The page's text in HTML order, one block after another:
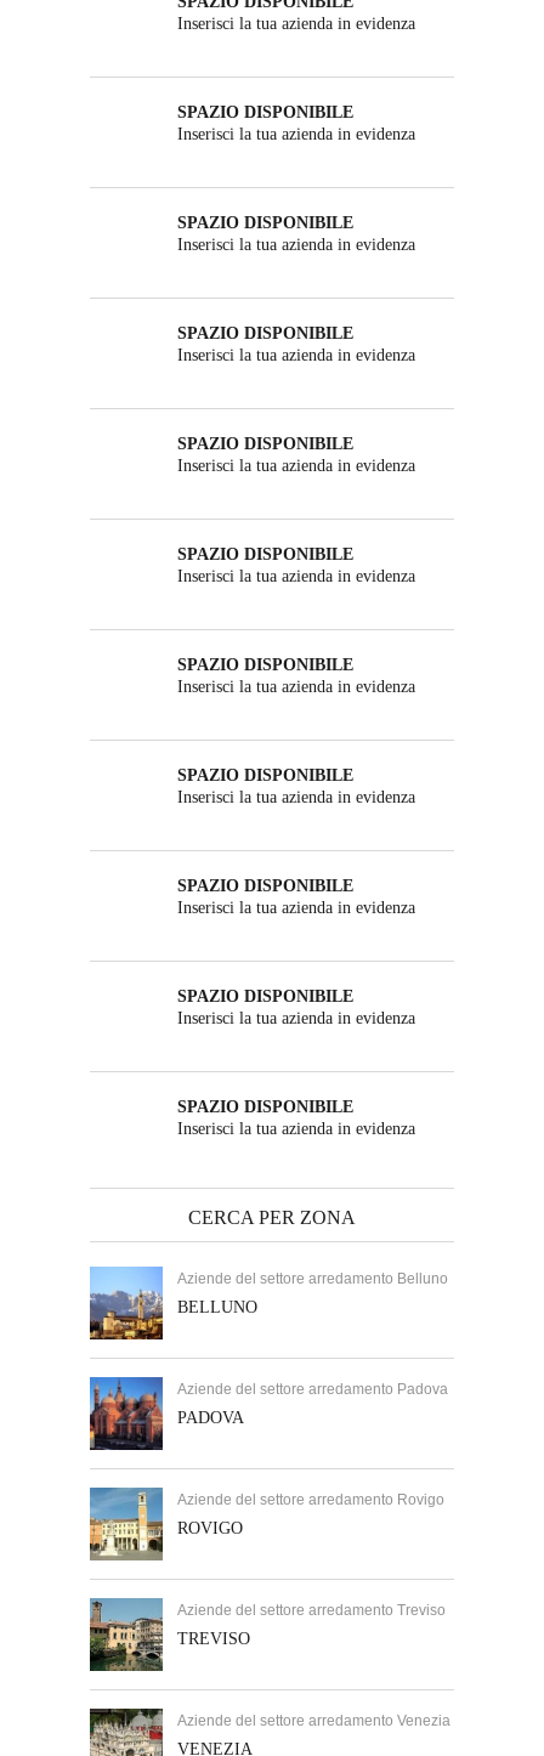
Inserisci la tua azienda in evidenza
SPAZIO DISPONIBILE
Inserisci la tua azienda in evidenza
SPAZIO DISPONIBILE
Inserisci la tua azienda in evidenza
SPAZIO DISPONIBILE
Inserisci la tua azienda in evidenza
SPAZIO DISPONIBILE
Inserisci la tua azienda in evidenza
SPAZIO DISPONIBILE
Inserisci la tua azienda in evidenza
SPAZIO DISPONIBILE
Inserisci la tua azienda in evidenza
SPAZIO DISPONIBILE
Inserisci la tua azienda in evidenza
SPAZIO DISPONIBILE
Inserisci la tua azienda in evidenza
SPAZIO DISPONIBILE
Inserisci la tua azienda in evidenza
SPAZIO DISPONIBILE
Inserisci la tua azienda in evidenza
CERCA PER ZONA
Aziende del settore arredamento Belluno
BELLUNO
Aziende del settore arredamento Padova
PADOVA
Aziende del settore arredamento Rovigo
ROVIGO
Aziende del settore arredamento Treviso
TREVISO
Aziende del settore arredamento Venezia
VENEZIA